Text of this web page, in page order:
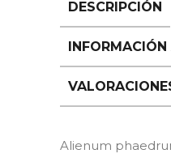
DESCRIPCIÓN
Alienum